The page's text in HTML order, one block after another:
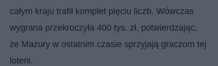
całym kraju trafił komplet pięciu liczb. Wówczas
wygrana przekroczyła 400 tys. zł, potwierdzając,
że Mazury w ostatnim czasie sprzyjają graczom tej
loterii.